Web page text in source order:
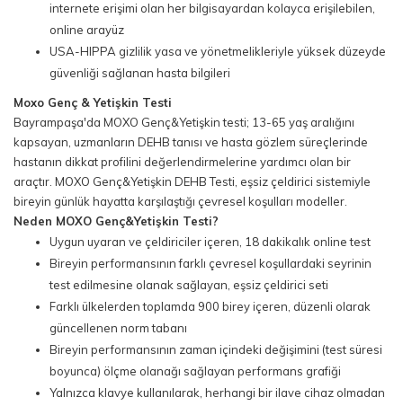
internete erişimi olan her bilgisayardan kolayca erişilebilen,
online arayüz
USA-HIPPA gizlilik yasa ve yönetmelikleriyle yüksek düzeyde
güvenliği sağlanan hasta bilgileri
Moxo Genç & Yetişkin Testi
Bayrampaşa'da MOXO Genç&Yetişkin testi; 13-65 yaş aralığını
kapsayan, uzmanların DEHB tanısı ve hasta gözlem süreçlerinde
hastanın dikkat profilini değerlendirmelerine yardımcı olan bir
araçtır. MOXO Genç&Yetişkin DEHB Testi, eşsiz çeldirici sistemiyle
bireyin günlük hayatta karşılaştığı çevresel koşulları modeller.
Neden MOXO Genç&Yetişkin Testi?
Uygun uyaran ve çeldiriciler içeren, 18 dakikalık online test
Bireyin performansının farklı çevresel koşullardaki seyrinin
test edilmesine olanak sağlayan, eşsiz çeldirici seti
Farklı ülkelerden toplamda 900 birey içeren, düzenli olarak
güncellenen norm tabanı
Bireyin performansının zaman içindeki değişimini (test süresi
boyunca) ölçme olanağı sağlayan performans grafiği
Yalnızca klavye kullanılarak, herhangi bir ilave cihaz olmadan